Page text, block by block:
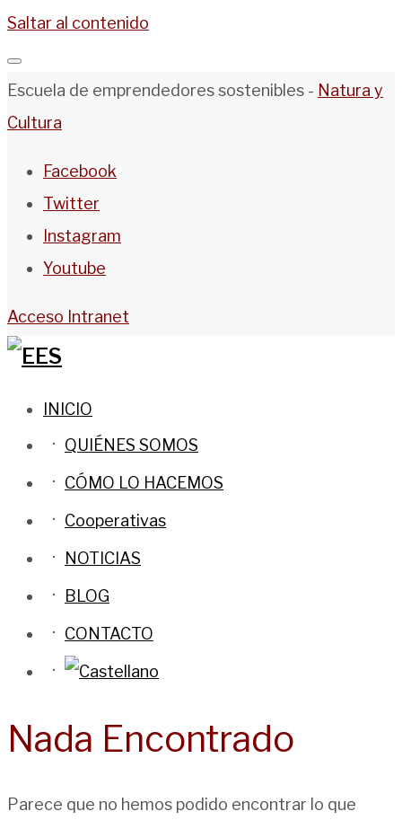
Saltar al contenido
Escuela de emprendedores sostenibles - Natura y
Cultura
Facebook
Twitter
Instagram
Youtube
Acceso Intranet
INICIO
QUIÉNES SOMOS
CÓMO LO HACEMOS
Cooperativas
NOTICIAS
BLOG
CONTACTO
Nada Encontrado
Parece que no hemos podido encontrar lo que